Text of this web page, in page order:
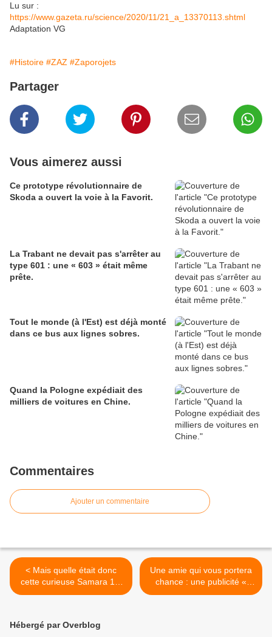
Lu sur :
https://www.gazeta.ru/science/2020/11/21_a_13370113.shtml
Adaptation VG
#Histoire #ZAZ #Zaporojets
Partager
Vous aimerez aussi
Ce prototype révolutionnaire de
Skoda a ouvert la voie à la Favorit.
La Trabant ne devait pas s'arrêter au
type 601 : une « 603 » était même
prête.
Tout le monde (à l'Est) est déjà monté
dans ce bus aux lignes sobres.
Quand la Pologne expédiait des
milliers de voitures en Chine.
Commentaires
Ajouter un commentaire
< Mais quelle était donc
cette curieuse Samara 1.9
Turbo ?
Une amie qui vous portera
chance : une publicité «
européenne » pour la
Hébergé par Overblog